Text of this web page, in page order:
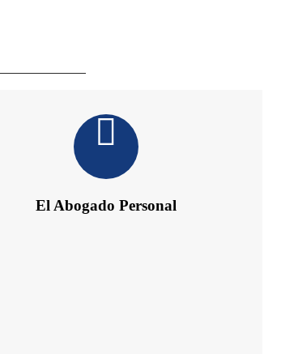
El Abogado Personal